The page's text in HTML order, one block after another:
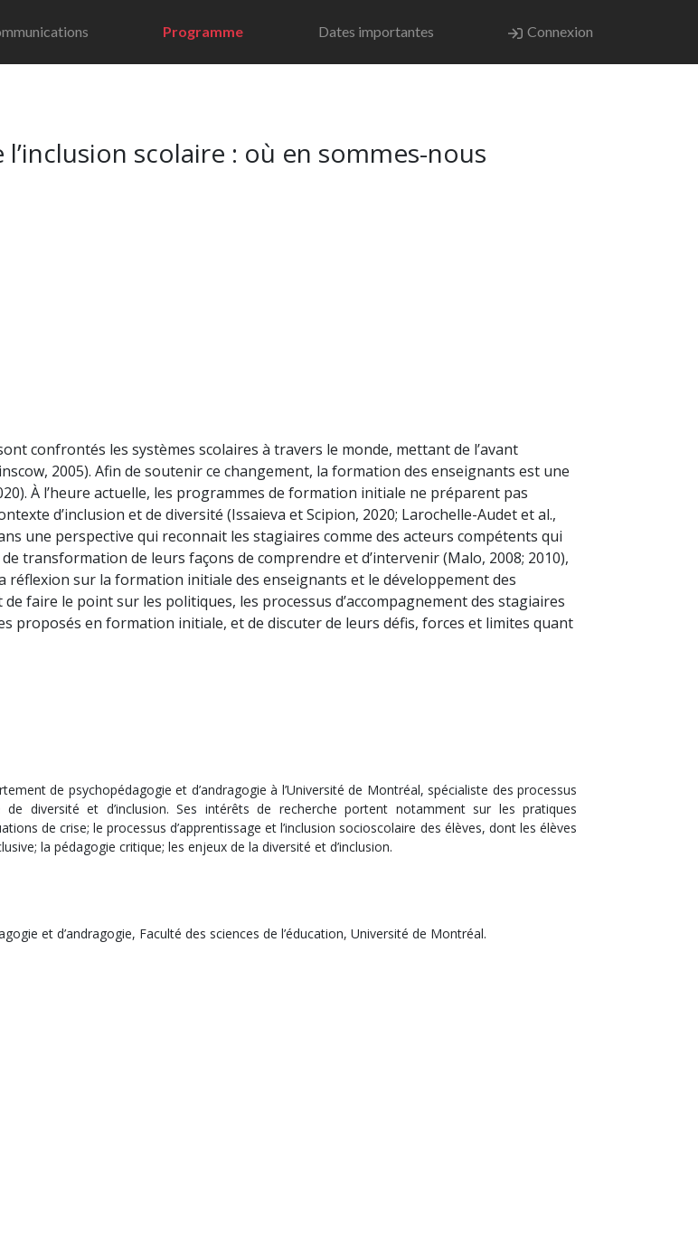
Programme Dates importantes Connexion
scolaire : où en sommes-nous
confrontés les systèmes scolaires à travers le monde, mettant de l’avant
2005). Afin de soutenir ce changement, la formation des enseignants est une
À l’heure actuelle, les programmes de formation initiale ne préparent pas
d’inclusion et de diversité (Issaieva et Scipion, 2020; Larochelle-Audet et al.,
une perspective qui reconnait les stagiaires comme des acteurs compétents qui
transformation de leurs façons de comprendre et d’intervenir (Malo, 2008; 2010),
sur la formation initiale des enseignants et le développement des
faire le point sur les politiques, les processus d’accompagnement des stagiaires
proposés en formation initiale, et de discuter de leurs défis, forces et limites quant
de psychopédagogie et d’andragogie à l’Université de Montréal, spécialiste des processus
de diversité et d’inclusion. Ses intérêts de recherche portent notamment sur les pratiques
de crise; le processus d’apprentissage et l’inclusion socioscolaire des élèves, dont les élèves
la pédagogie critique; les enjeux de la diversité et d’inclusion.
et d’andragogie, Faculté des sciences de l’éducation, Université de Montréal.